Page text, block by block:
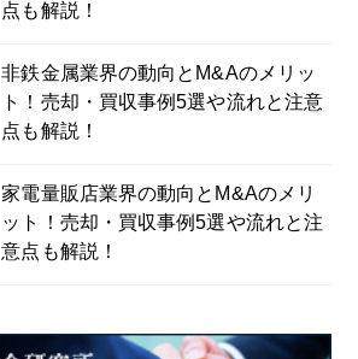
点も解説！
非鉄金属業界の動向とM&Aのメリッ
ト！売却・買収事例5選や流れと注意
点も解説！
家電量販店業界の動向とM&Aのメリ
ット！売却・買収事例5選や流れと注
意点も解説！